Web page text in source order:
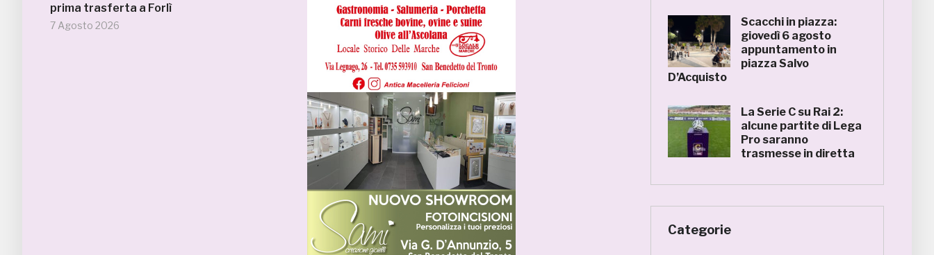
prima trasferta a Forlì
7 Agosto 2026
Scacchi in piazza:
giovedì 6 agosto
appuntamento in
piazza Salvo
D’Acquisto
La Serie C su Rai 2:
alcune partite di Lega
Pro saranno
trasmesse in diretta
Categorie